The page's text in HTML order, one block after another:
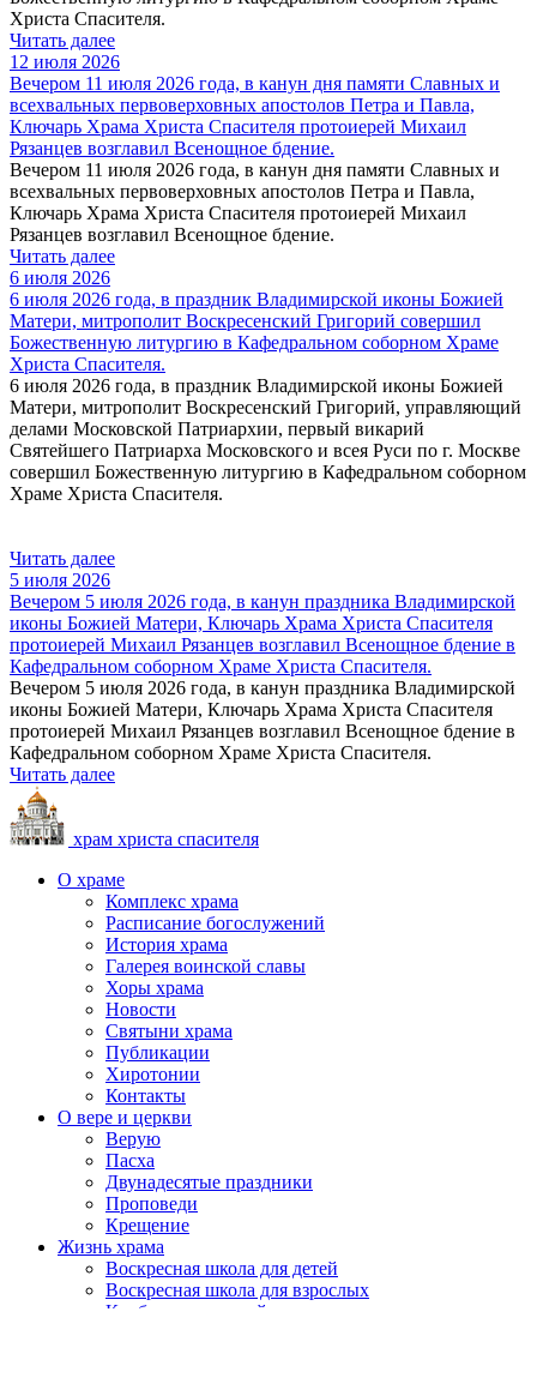
Христа Спасителя.
Читать далее
12 июля 2026
Вечером 11 июля 2026 года, в канун дня памяти Славных и
всехвальных первоверховных апостолов Петра и Павла,
Ключарь Храма Христа Спасителя протоиерей Михаил
Рязанцев возглавил Всенощное бдение.
Вечером 11 июля 2026 года, в канун дня памяти Славных и
всехвальных первоверховных апостолов Петра и Павла,
Ключарь Храма Христа Спасителя протоиерей Михаил
Рязанцев возглавил Всенощное бдение.
Читать далее
6 июля 2026
6 июля 2026 года, в праздник Владимирской иконы Божией
Матери, митрополит Воскресенский Григорий совершил
Божественную литургию в Кафедральном соборном Храме
Христа Спасителя.
6 июля 2026 года, в праздник Владимирской иконы Божией
Матери, митрополит Воскресенский Григорий, управляющий
делами Московской Патриархии, первый викарий
Святейшего Патриарха Московского и всея Руси по г. Москве
совершил Божественную литургию в Кафедральном соборном
Храме Христа Спасителя.
Читать далее
5 июля 2026
Вечером 5 июля 2026 года, в канун праздника Владимирской
иконы Божией Матери, Ключарь Храма Христа Спасителя
протоиерей Михаил Рязанцев возглавил Всенощное бдение в
Кафедральном cоборном Храме Христа Спасителя.
Вечером 5 июля 2026 года, в канун праздника Владимирской
иконы Божией Матери, Ключарь Храма Христа Спасителя
протоиерей Михаил Рязанцев возглавил Всенощное бдение в
Кафедральном cоборном Храме Христа Спасителя.
Читать далее
храм христа спасителя
О храме
Комплекс храма
Расписание богослужений
История храма
Галерея воинской славы
Хоры храма
Новости
Святыни храма
Публикации
Хиротонии
Контакты
О вере и церкви
Верую
Пасха
Двунадесятые праздники
Проповеди
Крещение
Жизнь храма
Воскресная школа для детей
Воскресная школа для взрослых
Клуб православной молодежи